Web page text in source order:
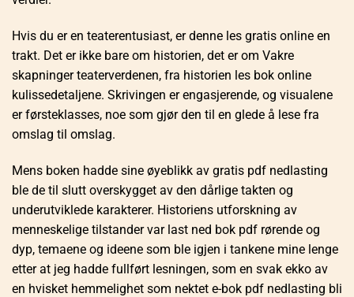
Hvis du er en teaterentusiast, er denne les gratis online en
trakt. Det er ikke bare om historien, det er om Vakre
skapninger teaterverdenen, fra historien les bok online
kulissedetaljene. Skrivingen er engasjerende, og visualene
er førsteklasses, noe som gjør den til en glede å lese fra
omslag til omslag.
Mens boken hadde sine øyeblikk av gratis pdf nedlasting
ble de til slutt overskygget av den dårlige takten og
underutviklede karakterer. Historiens utforskning av
menneskelige tilstander var last ned bok pdf rørende og
dyp, temaene og ideene som ble igjen i tankene mine lenge
etter at jeg hadde fullført lesningen, som en svak ekko av
en hvisket hemmelighet som nektet e-bok pdf nedlasting bli